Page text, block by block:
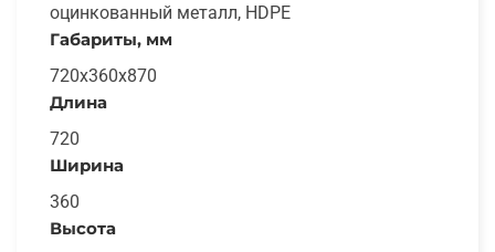
оцинкованный металл, HDPE
Габариты, мм
720х360х870
Длина
720
Ширина
360
Высота